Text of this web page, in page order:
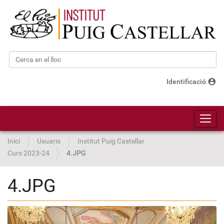
Cerca
Identificació account_circle
Inici Usuaris
Institut Puig Castellar
Curs 2023-24
4.JPG
4.JPG